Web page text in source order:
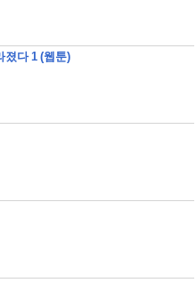
졌다 1 (웹툰)